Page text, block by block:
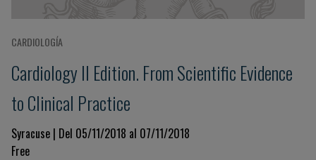
CARDIOLOGÍA
Cardiology II Edition. From Scientific Evidence
to Clinical Practice
Syracuse | Del 05/11/2018 al 07/11/2018
Free